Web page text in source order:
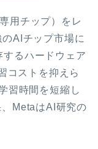
用チップ）をレ
AIチップ市場に
るハードウェア
コストを抑えら
習時間を短縮し
MetaはAI研究の